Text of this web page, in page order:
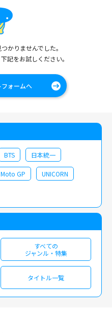
かりませんでした。
記をお試しください。
ォームへ
BTS 日本統一
Moto GP UNICORN
すべての
ジャンル・特集
タイトル一覧